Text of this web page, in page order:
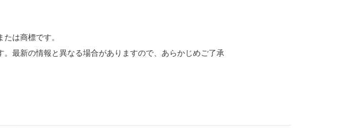
は商標です。
最新の情報と異なる場合がありますので、あらかじめご了承